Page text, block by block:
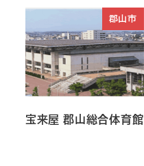
郡山市
宝来屋 郡山総合体育館